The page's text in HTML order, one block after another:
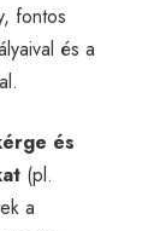
fontos
és a
és
(pl.
a